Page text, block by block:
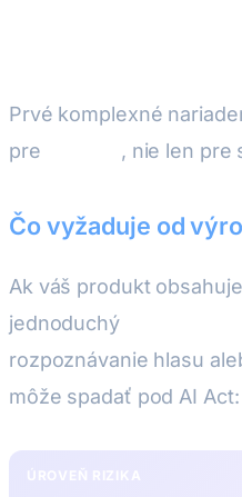
Prvé komplexné
pre
, nie len pre
Čo vyžaduje od
Ak váš produkt
jednoduchý
rozpoznávanie hlasu
môže spadať pod AI Act: